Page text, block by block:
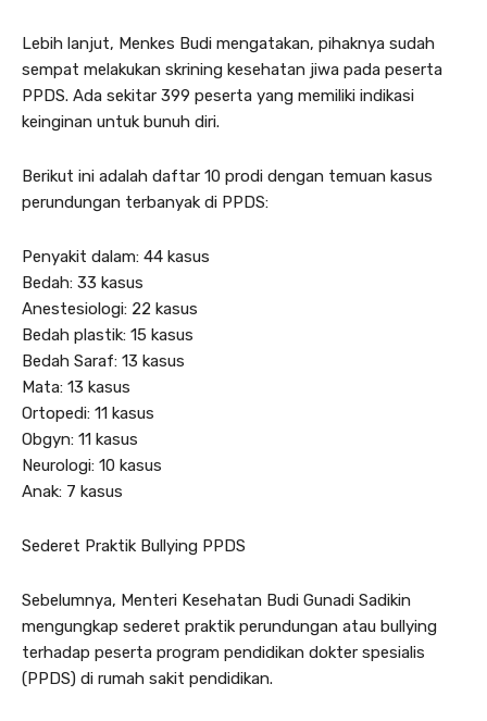
Lebih lanjut, Menkes Budi mengatakan, pihaknya sudah
sempat melakukan skrining kesehatan jiwa pada peserta
PPDS. Ada sekitar 399 peserta yang memiliki indikasi
keinginan untuk bunuh diri.
Berikut ini adalah daftar 10 prodi dengan temuan kasus
perundungan terbanyak di PPDS:
Penyakit dalam: 44 kasus
Bedah: 33 kasus
Anestesiologi: 22 kasus
Bedah plastik: 15 kasus
Bedah Saraf: 13 kasus
Mata: 13 kasus
Ortopedi: 11 kasus
Obgyn: 11 kasus
Neurologi: 10 kasus
Anak: 7 kasus
Sederet Praktik Bullying PPDS
Sebelumnya, Menteri Kesehatan Budi Gunadi Sadikin
mengungkap sederet praktik perundungan atau bullying
terhadap peserta program pendidikan dokter spesialis
(PPDS) di rumah sakit pendidikan.